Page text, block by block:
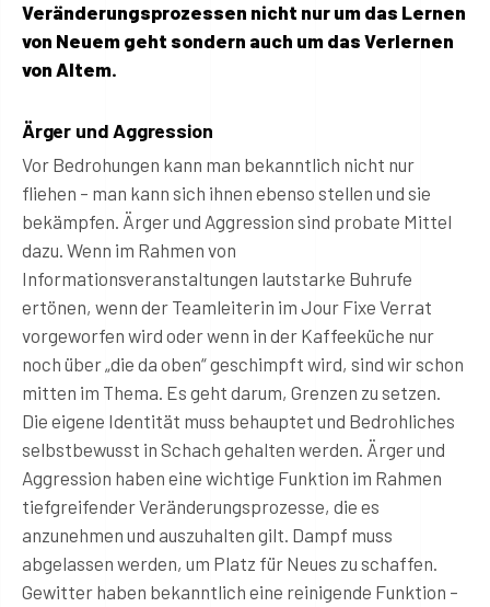
Veränderungsprozessen nicht nur um das Lernen
von Neuem geht sondern auch um das Verlernen
von Altem.
Ärger und Aggression
Vor Bedrohungen kann man bekanntlich nicht nur
fliehen – man kann sich ihnen ebenso stellen und sie
bekämpfen. Ärger und Aggression sind probate Mittel
dazu. Wenn im Rahmen von
Informationsveranstaltungen lautstarke Buhrufe
ertönen, wenn der Teamleiterin im Jour Fixe Verrat
vorgeworfen wird oder wenn in der Kaffeeküche nur
noch über „die da oben“ geschimpft wird, sind wir schon
mitten im Thema. Es geht darum, Grenzen zu setzen.
Die eigene Identität muss behauptet und Bedrohliches
selbstbewusst in Schach gehalten werden. Ärger und
Aggression haben eine wichtige Funktion im Rahmen
tiefgreifender Veränderungsprozesse, die es
anzunehmen und auszuhalten gilt. Dampf muss
abgelassen werden, um Platz für Neues zu schaffen.
Gewitter haben bekanntlich eine reinigende Funktion –